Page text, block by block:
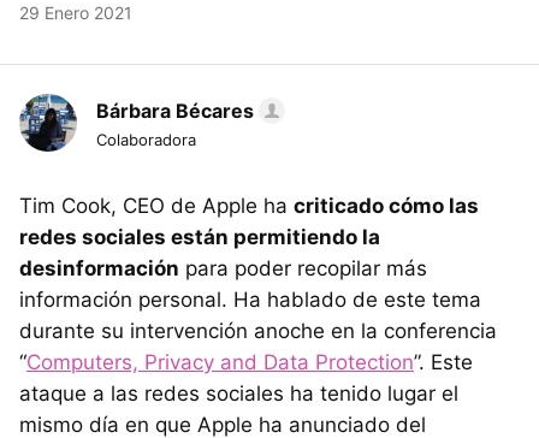
29 Enero 2021
Bárbara Bécares
Colaboradora
Tim Cook, CEO de Apple ha criticado cómo las
redes sociales están permitiendo la
desinformación para poder recopilar más
información personal. Ha hablado de este tema
durante su intervención anoche en la conferencia
“Computers, Privacy and Data Protection”. Este
ataque a las redes sociales ha tenido lugar el
mismo día en que Apple ha anunciado del